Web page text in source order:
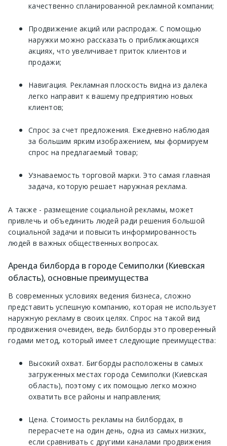
качественно спланированной рекламной компании;
Продвижение акций или распродаж. С помощью
наружки можно рассказать о приближающихся
акциях, что увеличивает приток клиентов и
продажи;
Навигация. Рекламная плоскость видна из далека
легко направит к вашему предприятию новых
клиентов;
Спрос за счет предложения. Ежедневно наблюдая
за большим ярким изображением, мы формируем
спрос на предлагаемый товар;
Узнаваемость торговой марки. Это самая главная
задача, которую решает наружная реклама.
А также - размещение социальной рекламы, может
привлечь и объединить людей ради решения большой
социальной задачи и повысить информированность
людей в важных общественных вопросах.
Аренда билборда в городе Семиполки (Киевская
область), основные преимущества
В современных условиях ведения бизнеса, сложно
представить успешную компанию, которая не использует
наружную рекламу в своих целях. Спрос на такой вид
продвижения очевиден, ведь билборды это проверенный
годами метод, который имеет следующие преимущества:
Высокий охват. Бигборды расположены в самых
загруженных местах города Семиполки (Киевская
область), поэтому с их помощью легко можно
охватить все районы и направления;
Цена. Стоимость рекламы на билбордах, в
перерасчете на один день, одна из самых низких,
если сравнивать с другими каналами продвижения